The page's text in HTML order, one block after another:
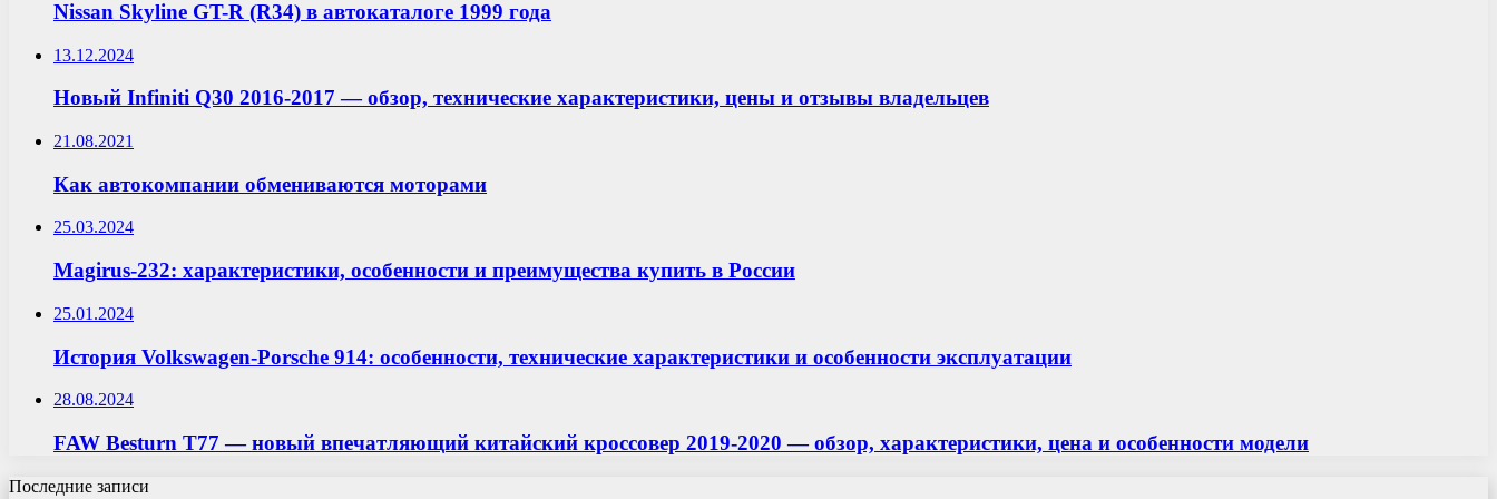
Nissan Skyline GT-R (R34) в автокаталоге 1999 года
13.12.2024
Новый Infiniti Q30 2016-2017 — обзор, технические характеристики, цены и отзывы владельцев
21.08.2021
Как автокомпании обмениваются моторами
25.03.2024
Magirus-232: характеристики, особенности и преимущества купить в России
25.01.2024
История Volkswagen-Porsche 914: особенности, технические характеристики и особенности эксплуатации
28.08.2024
FAW Besturn T77 — новый впечатляющий китайский кроссовер 2019-2020 — обзор, характеристики, цена и особенности модели
Последние записи